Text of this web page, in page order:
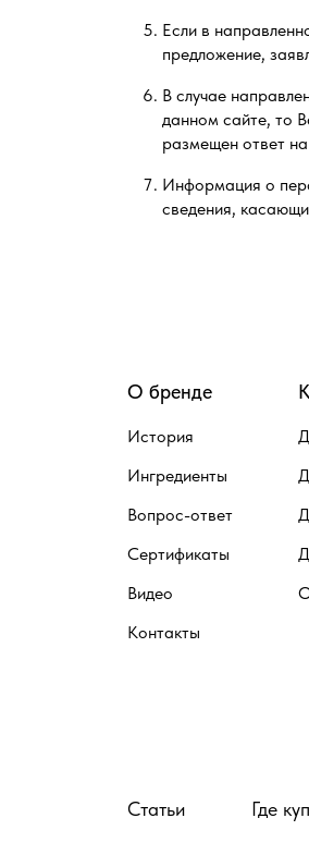
Если в
предложение,
В случае
данном сайте, то
размещен ответ
Информация о
сведения,
О бренде
История
Ингредиенты
Вопрос-ответ
Сертификаты
Видео
Контакты
Статьи Где